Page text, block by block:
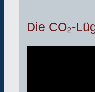
Die CO₂-